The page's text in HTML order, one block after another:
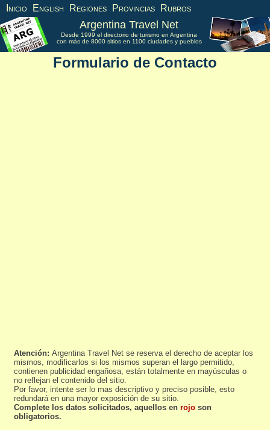
Inicio English Regiones Provincias Rubros
Argentina Travel Net
Desde 1999 el directorio de turismo en Argentina
con más de 8000 sitios en 1100 ciudades y pueblos
Formulario de Contacto
Atención: Argentina Travel Net se reserva el derecho de aceptar los
mismos, modificarlos si los mismos superan el largo permitido,
contienen publicidad engañosa, están totalmente en mayúsculas o
no reflejan el contenido del sitio.
Por favor, intente ser lo mas descriptivo y preciso posible, esto
redundará en una mayor exposición de su sitio.
Complete los datos solicitados, aquellos en rojo son
obligatorios.